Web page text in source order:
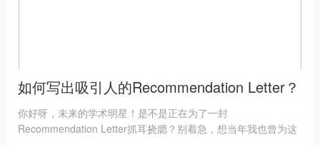
如何写出吸引人的Recommendation Letter？
写作解析与技巧！
你好呀，未来的学术明星！是不是正在为了一封
Recommendation Letter抓耳挠腮？别着急，想当年我也曾为这